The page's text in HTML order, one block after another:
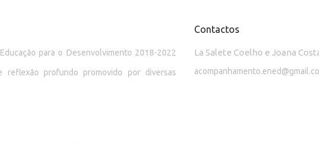
para o Desenvolvimento 2018-2022
profundo promovido por diversas
Contactos
La Salete Coelho e Joana